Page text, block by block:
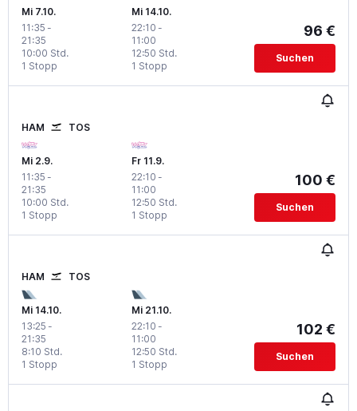
Mi 7.10.
11:35 -
21:35
1 Stopp
10:00 Std.
Mi 14.10.
22:10 -
11:00
1 Stopp
12:50 Std.
96 €
Suchen
HAM TOS
Mi 2.9.
11:35 -
21:35
1 Stopp
10:00 Std.
Fr 11.9.
22:10 -
11:00
1 Stopp
12:50 Std.
100 €
Suchen
HAM TOS
Mi 14.10.
13:25 -
21:35
1 Stopp
8:10 Std.
Mi 21.10.
22:10 -
11:00
1 Stopp
12:50 Std.
102 €
Suchen